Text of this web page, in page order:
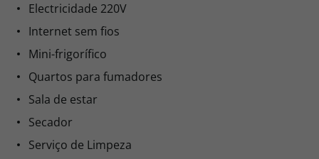
Electricidade 220V
Internet sem fios
Mini-frigorífico
Quartos para fumadores
Sala de estar
Secador
Serviço de Limpeza